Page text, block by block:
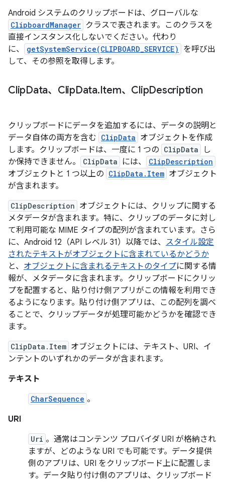
Android システムのクリップボードは、グローバルな
ClipboardManager クラスで表されます。このクラスを
直接インスタンス化しないでください。代わり
に、
getSystemService(CLIPBOARD_SERVICE)
を呼び出
して、その参照を取得します。
ClipData、ClipData.Item、ClipDescription
クリップボードにデータを追加するには、データの説明と
データ自体の両方を含む ClipData オブジェクトを作成
します。クリップボードは、一度に 1 つの ClipData
し
か保持できません。
ClipData には、 ClipDescription
オブジェクトと 1 つ以上の ClipData.Item オブジェクト
が含まれます。
ClipDescription オブジェクトには、クリップに関する
メタデータが含まれます。特に、クリップのデータに対し
て利用可能な MIME タイプの配列が含まれています。さら
に、Android 12（API レベル 31）以降では、 スタイル設定
されたテキストがオブジェクトに含まれているかどうか
と、 オブジェクトに含まれるテキストのタイプに関する情
報が、メタデータに含まれます。クリップボードにクリッ
プを配置すると、貼り付け側アプリがこの情報を利用でき
るようになります。貼り付け側アプリは、この配列を調べ
ることで、クリップデータが処理可能かどうかを確認でき
ます。
ClipData.Item オブジェクトには、テキスト、URI、イ
ンテントのいずれかのデータが含まれます。
テキスト
CharSequence 。
URI
Uri 。通常はコンテンツ プロバイダ URI が格納され
ますが、どのような URI でも可能です。データ提供
側のアプリは、URI をクリップボード上に配置しま
す。データ貼り付け側のアプリは、クリップボード